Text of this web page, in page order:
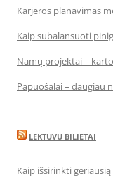
Karjeros planavimas
Kaip subalansuoti
Namų projektai –
Papuošalai – daugiau
LEKTUVU BILIETAI
Kaip išsirinkti